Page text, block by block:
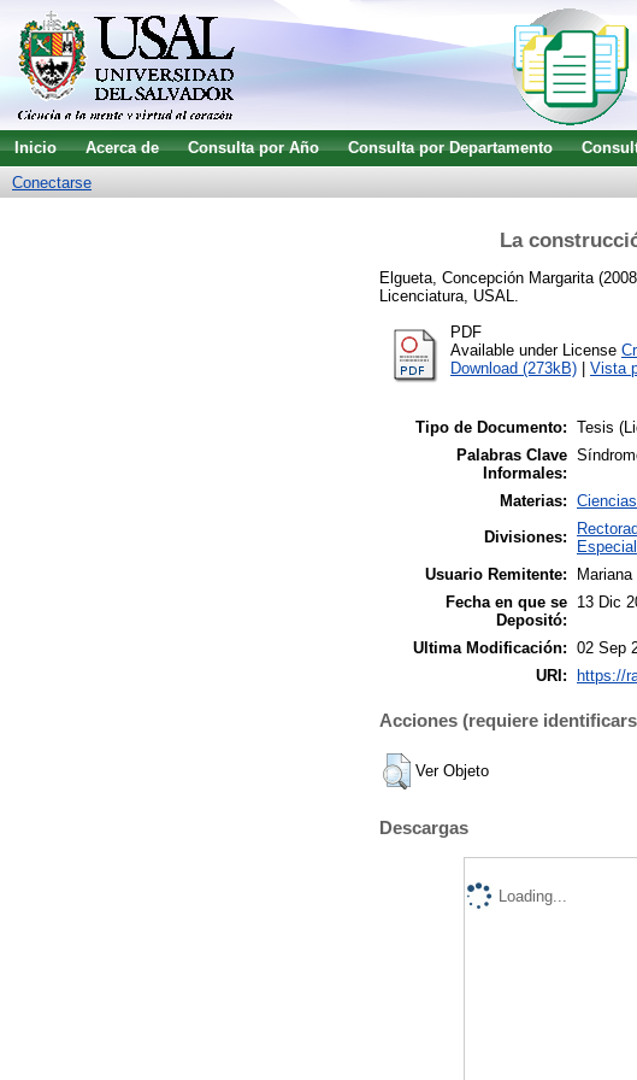
Inicio Acerca de Consulta por Año Consulta por Departamento
Conectarse
La
Elgueta, Concepción Margarita
Licenciatura, USAL.
PDF
Available under License
Download (273kB)
Vista
Tipo de Documento: Tesis
Palabras Clave
Informales:
Materias:
Divisiones:
Especial
Usuario Remitente:
Mariana
Fecha en que se
Depositó:
13 Dic
Ultima Modificación: 02 Sep
URI:
https://
Acciones (requiere
Ver Objeto
Descargas
Loading...